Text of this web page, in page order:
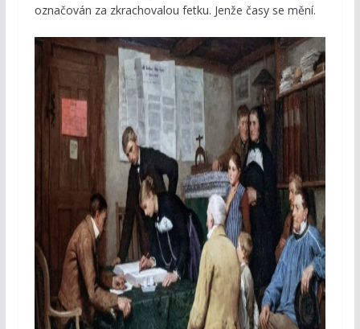
označován za zkrachovalou fetku. Jenže časy se mění.